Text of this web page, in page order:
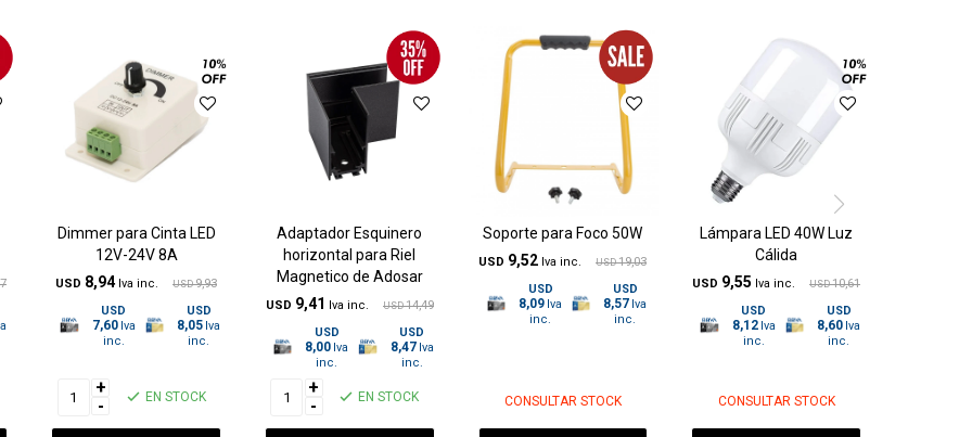
Dimmer para Cinta LED
12V-24V 8A
USD 8,94 USD 9,93
USD
7,60
USD
8,05
+
-
EN STOCK
Adaptador Esquinero
horizontal para Riel
Magnetico de Adosar
USD 9,41 USD 14,49
USD
8,00
USD
8,47
+
-
EN STOCK
Soporte para Foco 50W
USD 9,52 USD 19,03
USD
8,09
USD
8,57
CONSULTAR STOCK
Lámpara LED 40W Luz
Cálida
USD 9,55 USD 10,61
USD
8,12
USD
8,60
CONSULTAR STOCK